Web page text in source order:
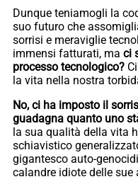
Dunque teniamogli la
suo futuro che
sorrisi e meraviglie
immensi fatturati, ma ci
processo tecnologico?
la vita nella nostra
No, ci ha imposto il
guadagna quanto uno
la sua qualità della vita
schiavistico
gigantesco auto-
calandre idiote delle sue